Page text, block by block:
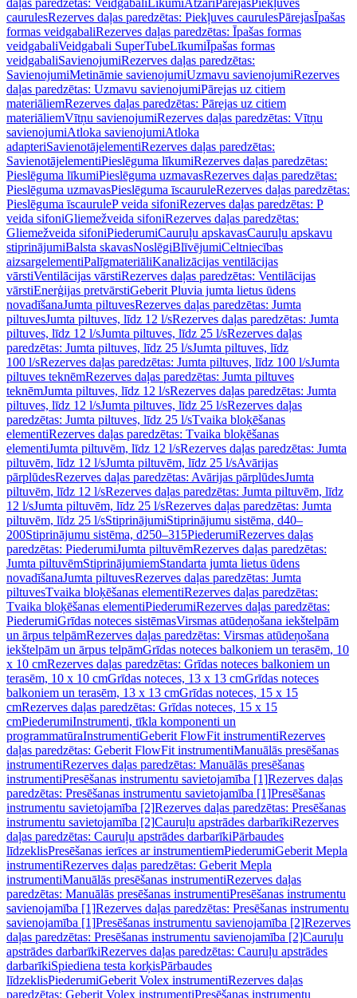
daļas paredzētas: Veidgabali LīkumiAtzari PārejasPiekļuves
caurulesRezerves daļas paredzētas: Piekļuves caurulesPārejasĪpašas
formas veidgabaliRezerves daļas paredzētas: Īpašas formas
veidgabaliVeidgabali SuperTubeLīkumiĪpašas formas
veidgabaliSavienojumiRezerves daļas paredzētas:
SavienojumiMetināmie savienojumiUzmavu savienojumiRezerves
daļas paredzētas: Uzmavu savienojumiPārejas uz citiem
materiāliemRezerves daļas paredzētas: Pārejas uz citiem
materiāliemVītņu savienojumiRezerves daļas paredzētas: Vītņu
savienojumiAtloka savienojumiAtloka
adapteriSavienotājelementiRezerves daļas paredzētas:
SavienotājelementiPieslēguma līkumiRezerves daļas paredzētas:
Pieslēguma līkumiPieslēguma uzmavasRezerves daļas paredzētas:
Pieslēguma uzmavasPieslēguma īscauruleRezerves daļas paredzētas:
Pieslēguma īscauruleP veida sifoniRezerves daļas paredzētas: P
veida sifoniGliemežveida sifoniRezerves daļas paredzētas:
Gliemežveida sifoniPiederumiCauruļu apskavasCauruļu apskavu
stiprinājumiBalsta skavasNoslēgiBlīvējumiCeltniecības
aizsargelementiPalīgmateriāliKanalizācijas ventilācijas
vārstiVentilācijas vārstiRezerves daļas paredzētas: Ventilācijas
vārstiEnerģijas pretvārstiGeberit Pluvia jumta lietus ūdens
novadīšanaJumta piltuvesRezerves daļas paredzētas: Jumta
piltuvesJumta piltuves, līdz 12 l/sRezerves daļas paredzētas: Jumta
piltuves, līdz 12 l/sJumta piltuves, līdz 25 l/sRezerves daļas
paredzētas: Jumta piltuves, līdz 25 l/sJumta piltuves, līdz
100 l/sRezerves daļas paredzētas: Jumta piltuves, līdz 100 l/sJumta
piltuves teknēmRezerves daļas paredzētas: Jumta piltuves
teknēmJumta piltuves, līdz 12 l/sRezerves daļas paredzētas: Jumta
piltuves, līdz 12 l/sJumta piltuves, līdz 25 l/sRezerves daļas
paredzētas: Jumta piltuves, līdz 25 l/sTvaika bloķēšanas
elementiRezerves daļas paredzētas: Tvaika bloķēšanas
elementiJumta piltuvēm, līdz 12 l/sRezerves daļas paredzētas: Jumta
piltuvēm, līdz 12 l/sJumta piltuvēm, līdz 25 l/sAvārijas
pārplūdesRezerves daļas paredzētas: Avārijas pārplūdesJumta
piltuvēm, līdz 12 l/sRezerves daļas paredzētas: Jumta piltuvēm, līdz
12 l/sJumta piltuvēm, līdz 25 l/sRezerves daļas paredzētas: Jumta
piltuvēm, līdz 25 l/sStiprinājumiStiprinājumu sistēma, d40–
200Stiprinājumu sistēma, d250–315PiederumiRezerves daļas
paredzētas: PiederumiJumta piltuvēmRezerves daļas paredzētas:
Jumta piltuvēmStiprinājumiemStandarta jumta lietus ūdens
novadīšanaJumta piltuvesRezerves daļas paredzētas: Jumta
piltuvesTvaika bloķēšanas elementiRezerves daļas paredzētas:
Tvaika bloķēšanas elementiPiederumiRezerves daļas paredzētas:
PiederumiGrīdas noteces sistēmasVirsmas atūdeņošana iekštelpām
un ārpus telpāmRezerves daļas paredzētas: Virsmas atūdeņošana
iekštelpām un ārpus telpāmGrīdas noteces balkoniem un terasēm, 10
x 10 cmRezerves daļas paredzētas: Grīdas noteces balkoniem un
terasēm, 10 x 10 cmGrīdas noteces, 13 x 13 cmGrīdas noteces
balkoniem un terasēm, 13 x 13 cmGrīdas noteces, 15 x 15
cmRezerves daļas paredzētas: Grīdas noteces, 15 x 15
cmPiederumiInstrumenti, tīkla komponenti un
programmatūraInstrumentiGeberit FlowFit instrumentiRezerves
daļas paredzētas: Geberit FlowFit instrumentiManuālās presēšanas
instrumentiRezerves daļas paredzētas: Manuālās presēšanas
instrumentiPresēšanas instrumentu savietojamība [1]Rezerves daļas
paredzētas: Presēšanas instrumentu savietojamība [1]Presēšanas
instrumentu savietojamība [2]Rezerves daļas paredzētas: Presēšanas
instrumentu savietojamība [2]Cauruļu apstrādes darbarīkiRezerves
daļas paredzētas: Cauruļu apstrādes darbarīkiPārbaudes
līdzeklisPresēšanas ierīces ar instrumentiemPiederumiGeberit Mepla
instrumentiRezerves daļas paredzētas: Geberit Mepla
instrumentiManuālās presēšanas instrumentiRezerves daļas
paredzētas: Manuālās presēšanas instrumentiPresēšanas instrumentu
savienojamība [1]Rezerves daļas paredzētas: Presēšanas instrumentu
savienojamība [1]Presēšanas instrumentu savienojamība [2]Rezerves
daļas paredzētas: Presēšanas instrumentu savienojamība [2]Cauruļu
apstrādes darbarīkiRezerves daļas paredzētas: Cauruļu apstrādes
darbarīkiSpiediena testa korķisPārbaudes
līdzeklisPiederumiGeberit Volex instrumentiRezerves daļas
paredzētas: Geberit Volex instrumentiPresēšanas instrumentu